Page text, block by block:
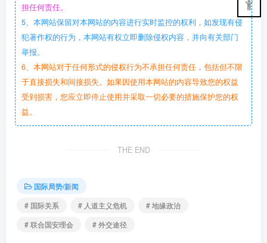
担任何责任。
5、本网站保留对本网站的内容进行实时监控的权利，如发现有侵
犯著作权的行为，本网站有权立即删除侵权内容，并向有关部门
举报。
6、本网站对于任何形式的侵权行为不承担任何责任，包括但不限
于直接损失和间接损失。如果因使用本网站的内容导致您的权益
受到损害，您应立即停止使用并采取一切必要的措施保护您的权
益。
THE END
国际局势/新闻
# 国际关系
# 人道主义危机
# 地缘政治
# 联合国安理会
# 外交途径